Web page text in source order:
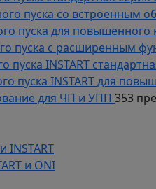
пуска со встроенным
пуска для
пуска с расширенным
пуска INSTART
пуска INSTART для
для ЧП и УПП 353
INSTART
и ONI